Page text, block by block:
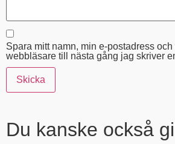
Spara mitt namn, min e-postadress
webbläsare till nästa gång jag skriver
Du kanske också